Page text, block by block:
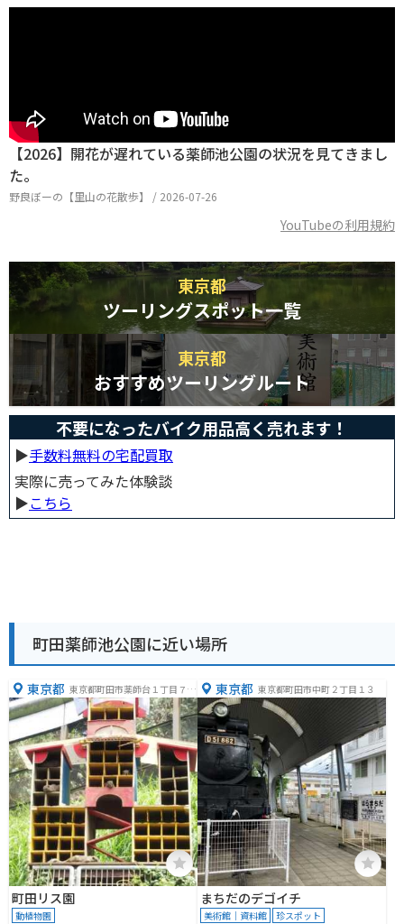
【2026】開花が遅れている薬師池公園の状況を見てきまし
た。
野良ぼーの【里山の花散歩】 / 2026-07-26
YouTubeの利用規約
東京都
ツーリングスポット一覧
東京都
おすすめツーリングルート
不要になったバイク用品高く売れます！
▶︎手数料無料の宅配買取
実際に売ってみた体験談
▶︎こちら
町田薬師池公園に近い場所
東京都 東京都町田市薬師台１丁目７３
３−１
町田リス園
動植物園
東京都 東京都町田市中町２丁目１３
まちだのデゴイチ
美術館｜資料館 珍スポット